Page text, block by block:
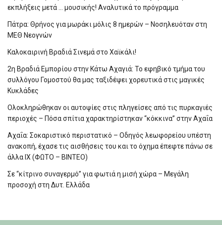
εκπλήξεις μετά … μουσικής! Αναλυτικά το πρόγραμμα
Πάτρα: Θρήνος για μωράκι μόλις 8 ημερών – Νοσηλευόταν στη
ΜΕΘ Νεογνών
Καλοκαιρινή Βραδιά Σινεμά στο Χαϊκάλι!
2η Βραδιά Εμπορίου στην Κάτω Αχαγιά: Το εφηβικό τμήμα του
συλλόγου Γομοστού θα μας ταξιδέψει χορευτικά στις μαγικές
Κυκλάδες
Ολοκληρώθηκαν οι αυτοψίες στις πληγείσες από τις πυρκαγιές
περιοχές – Πόσα σπίτια χαρακτηρίστηκαν “κόκκινα” στην Αχαΐα
Αχαΐα: Σοκαριστικό περιστατικό – Οδηγός λεωφορείου υπέστη
ανακοπή, έχασε τις αισθήσεις του και το όχημα έπεφτε πάνω σε
άλλα ΙΧ (ΦΩΤΟ – ΒΙΝΤΕΟ)
Σε “κίτρινο συναγερμό” για φωτιά η μισή χώρα – Μεγάλη
προσοχή στη Δυτ. Ελλάδα